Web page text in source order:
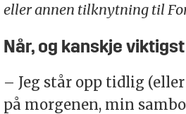
eller annen tilknytning til
Når, og kanskje
– Jeg står opp tidlig
på morgenen, min